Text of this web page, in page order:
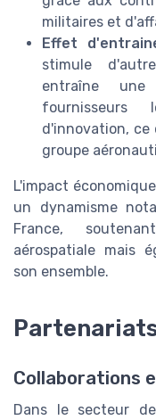
militaires et
Effet
stimule
entraîne
d'innovation, ce
groupe
L'impact
un dynamisme
France,
aérospatiale mais
son ensemble.
Collaborations
Dans le secteur